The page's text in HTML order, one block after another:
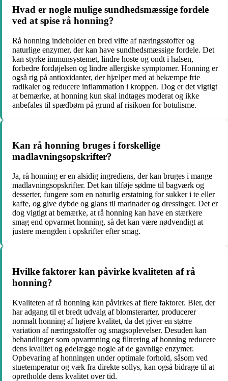
Hvad er nogle mulige sundhedsmæssige fordele
ved at spise rå honning?
Rå honning indeholder en bred vifte af næringsstoffer og
naturlige enzymer, der kan have sundhedsmæssige fordele. Det
kan styrke immunsystemet, lindre hoste og ondt i halsen,
forbedre fordøjelsen og lindre allergiske symptomer. Honning er
også rig på antioxidanter, der hjælper med at bekæmpe frie
radikaler og reducere inflammation i kroppen. Dog er det vigtigt
at bemærke, at honning kun skal indtages moderat og ikke
anbefales til spædbørn på grund af risikoen for botulisme.
Kan rå honning bruges i forskellige
madlavningsopskrifter?
Ja, rå honning er en alsidig ingrediens, der kan bruges i mange
madlavningsopskrifter. Det kan tilføje sødme til bagværk og
desserter, fungere som en naturlig erstatning for sukker i te eller
kaffe, og give dybde og glans til marinader og dressinger. Det er
dog vigtigt at bemærke, at rå honning kan have en stærkere
smag end opvarmet honning, så det kan være nødvendigt at
justere mængden i opskrifter efter smag.
Hvilke faktorer kan påvirke kvaliteten af rå
honning?
Kvaliteten af rå honning kan påvirkes af flere faktorer. Bier, der
har adgang til et bredt udvalg af blomsterarter, producerer
normalt honning af højere kvalitet, da det giver en større
variation af næringsstoffer og smagsoplevelser. Desuden kan
behandlinger som opvarmning og filtrering af honning reducere
dens kvalitet og ødelægge nogle af de gavnlige enzymer.
Opbevaring af honningen under optimale forhold, såsom ved
stuetemperatur og væk fra direkte sollys, kan også bidrage til at
opretholde dens kvalitet over tid.